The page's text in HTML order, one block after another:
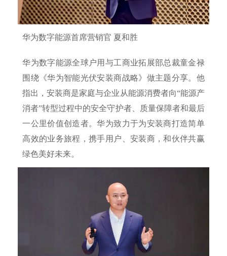
华为数字能源首席营销官 夏和胜
华为数字能源全球户用与工商业拓展部总裁童金禄
围绕《华为智能光伏安装商战略》做主题分享。他
指出，安装商是家庭与企业从能源消费者向“能源产
消者”转型过程中的安全守护者、质量保障者和最后
一公里价值创造者。华为致力于为安装商打造简单
高效的业务旅程，携手用户、安装商，和伙伴共赢
绿色美好未来。